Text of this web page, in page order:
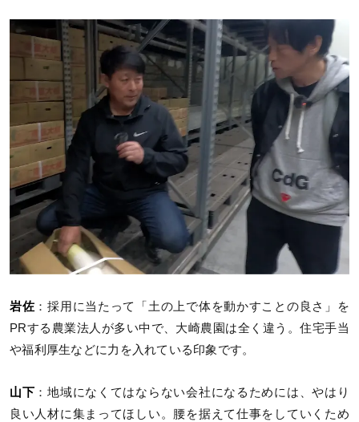
岩佐 ：採用に当たって「土の上で体を動かすことの良さ」を
PRする農業法人が多い中で、大崎農園は全く違う。住宅手当
や福利厚生などに力を入れている印象です。
山下 ：地域になくてはならない会社になるためには、やはり
良い人材に集まってほしい。腰を据えて仕事をしていくため